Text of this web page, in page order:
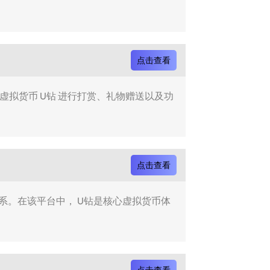
点击查看
拟货币 U钻 进行打赏、礼物赠送以及功
点击查看
。在该平台中， U钻是核心虚拟货币体